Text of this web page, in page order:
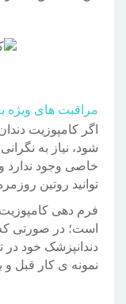
مراقبت های ویژه
اگر کامپوزیت
شود، نیاز به
خاصی وجود
توانید روتین
فرم دهی
است؛ در صورتی
دندانپزشک خود در
نمونه ی کار قبل و